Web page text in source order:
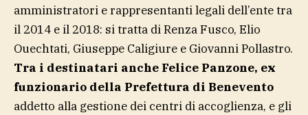
amministratori e rappresentanti legali dell’ente tra
il 2014 e il 2018: si tratta di Renza Fusco, Elio
Ouechtati, Giuseppe Caligiure e Giovanni Pollastro.
Tra i destinatari anche Felice Panzone, ex
funzionario della Prefettura di Benevento
addetto alla gestione dei centri di accoglienza, e gli